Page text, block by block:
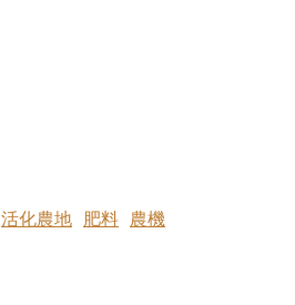
活化農地 肥料 農機